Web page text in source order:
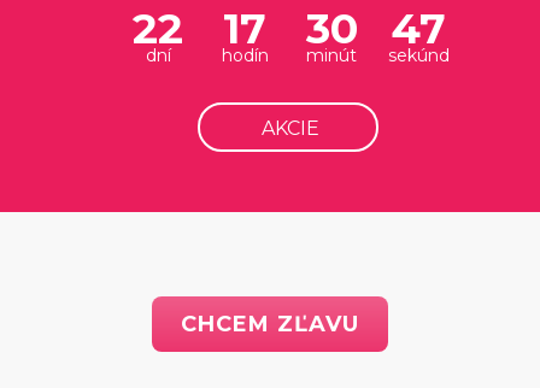
22 17 30 46
dní hodín minút sekúnd
AKCIE
CHCEM ZĽAVU